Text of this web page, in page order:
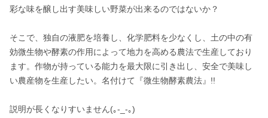
彩な味を醸し出す美味しい野菜が出来るのではないか？
そこで、独自の液肥を培養し、化学肥料を少なくし、土の中の有
効微生物や酵素の作用によって地力を高める農法で生産しており
ます。作物が持っている能力を最大限に引き出し、安全で美味し
い農産物を生産したい。名付けて『微生物酵素農法』!!
説明が長くなりすいません(｡-_-｡)